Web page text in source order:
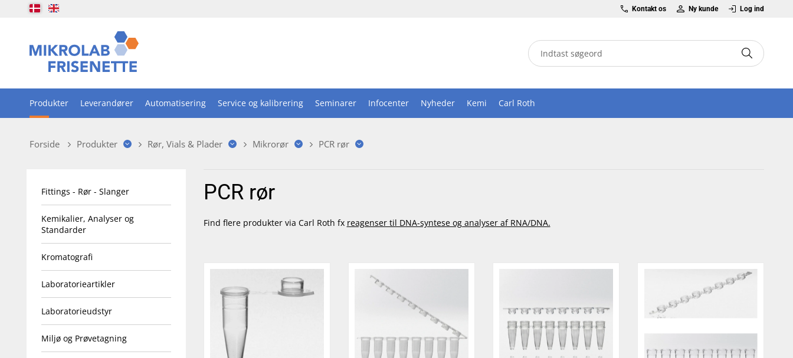
Kontakt os Ny kunde Log ind
Produkter Leverandører Automatisering Service og kalibrering Seminarer Infocenter Nyheder Kemi Carl Roth
Forside Produkter Rør, Vials & Plader Mikrorør PCR rør
Fittings - Rør - Slanger
Kemikalier, Analyser og
Standarder
Kromatografi
Laboratorieartikler
Laboratorieudstyr
Miljø og Prøvetagning
PCR rør
Find flere produkter via Carl Roth fx reagenser til DNA-syntese og analyser af RNA/DNA.